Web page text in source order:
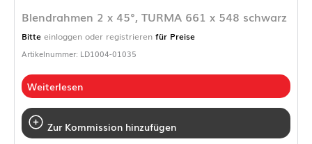
Blendrahmen 2 x 45°, TURMA 661 x 548 schwarz
Bitte einloggen oder registrieren für Preise
Artikelnummer: LD1004-01035
Weiterlesen
Zur Kommission hinzufügen